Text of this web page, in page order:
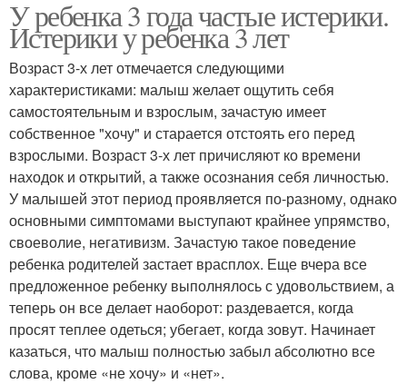
У ребенка 3 года частые истерики.
Истерики у ребенка 3 лет
Возраст 3-х лет отмечается следующими
характеристиками: малыш желает ощутить себя
самостоятельным и взрослым, зачастую имеет
собственное "хочу" и старается отстоять его перед
взрослыми. Возраст 3-х лет причисляют ко времени
находок и открытий, а также осознания себя личностью.
У малышей этот период проявляется по-разному, однако
основными симптомами выступают крайнее упрямство,
своеволие, негативизм. Зачастую такое поведение
ребенка родителей застает врасплох. Еще вчера все
предложенное ребенку выполнялось с удовольствием, а
теперь он все делает наоборот: раздевается, когда
просят теплее одеться; убегает, когда зовут. Начинает
казаться, что малыш полностью забыл абсолютно все
слова, кроме «не хочу» и «нет».